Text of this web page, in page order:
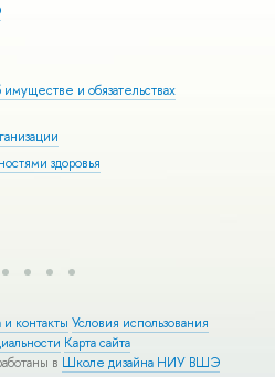
и обязательствах
здоровья
контакты Условия использования
Карта сайта
в Школе дизайна НИУ ВШЭ